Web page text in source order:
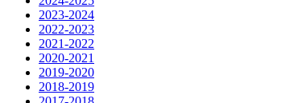
2023-2024
2022-2023
2021-2022
2020-2021
2019-2020
2018-2019